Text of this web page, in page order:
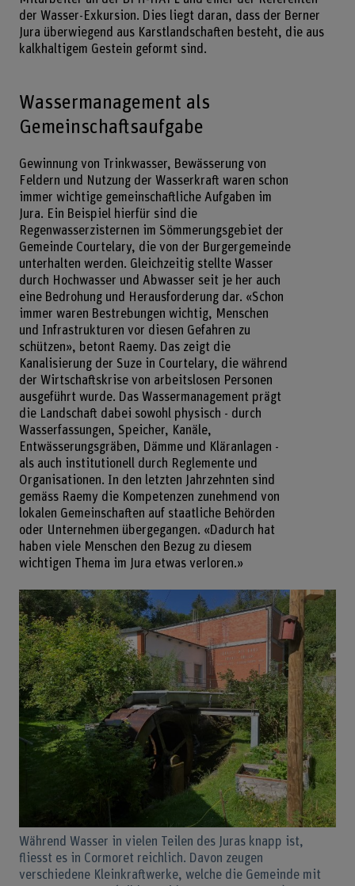
der Wasser-Exkursion. Dies liegt daran, dass der Berner
Jura überwiegend aus Karstlandschaften besteht, die aus
kalkhaltigem Gestein geformt sind.
Wassermanagement als
Gemeinschaftsaufgabe
Gewinnung von Trinkwasser, Bewässerung von
Feldern und Nutzung der Wasserkraft waren schon
immer wichtige gemeinschaftliche Aufgaben im
Jura. Ein Beispiel hierfür sind die
Regenwasserzisternen im Sömmerungsgebiet der
Gemeinde Courtelary, die von der Burgergemeinde
unterhalten werden. Gleichzeitig stellte Wasser
durch Hochwasser und Abwasser seit je her auch
eine Bedrohung und Herausforderung dar. «Schon
immer waren Bestrebungen wichtig, Menschen
und Infrastrukturen vor diesen Gefahren zu
schützen», betont Raemy. Das zeigt die
Kanalisierung der Suze in Courtelary, die während
der Wirtschaftskrise von arbeitslosen Personen
ausgeführt wurde. Das Wassermanagement prägt
die Landschaft dabei sowohl physisch - durch
Wasserfassungen, Speicher, Kanäle,
Entwässerungsgräben, Dämme und Kläranlagen -
als auch institutionell durch Reglemente und
Organisationen. In den letzten Jahrzehnten sind
gemäss Raemy die Kompetenzen zunehmend von
lokalen Gemeinschaften auf staatliche Behörden
oder Unternehmen übergegangen. «Dadurch hat
haben viele Menschen den Bezug zu diesem
wichtigen Thema im Jura etwas verloren.»
Während Wasser in vielen Teilen des Juras knapp ist,
fliesst es in Cormoret reichlich. Davon zeugen
verschiedene Kleinkraftwerke, welche die Gemeinde mit